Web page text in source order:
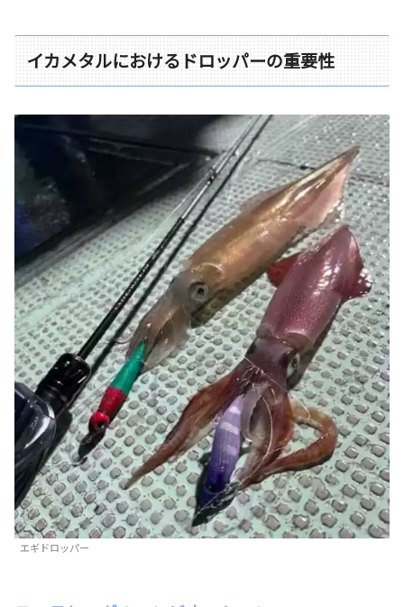
イカメタルにおけるドロッパーの重要性
エギドロッパー